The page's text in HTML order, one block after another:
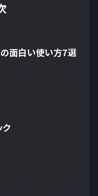
面白い使い方7選
ク